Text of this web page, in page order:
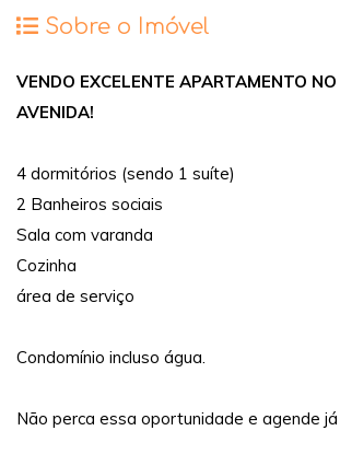
Sobre o Imóvel
VENDO EXCELENTE APARTAMENTO
AVENIDA!
4 dormitórios (sendo 1 suíte)
2 Banheiros sociais
Sala com varanda
Cozinha
área de serviço
Condomínio incluso água.
Não perca essa oportunidade e agende